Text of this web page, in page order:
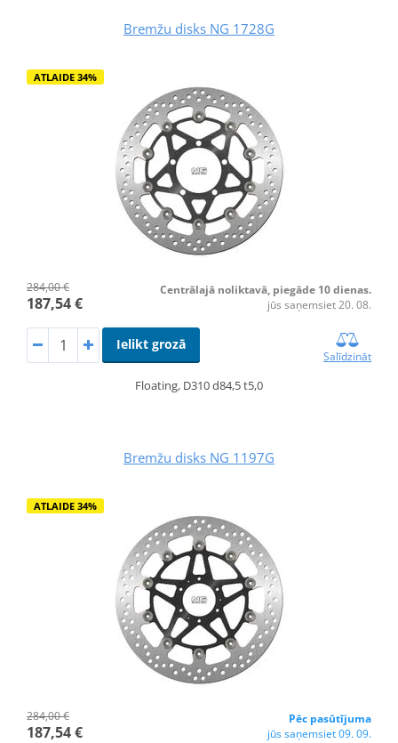
Bremžu disks NG 1728G
ATLAIDE 34%
284,00 €
187,54 €
Centrālajā noliktavā, piegāde 10 dienas.
jūs saņemsiet 20. 08.
Ielikt grozā
Salīdzināt
Floating, D310 d84,5 t5,0
Bremžu disks NG 1197G
ATLAIDE 34%
284,00 €
187,54 €
Pēc pasūtījuma
jūs saņemsiet 09. 09.